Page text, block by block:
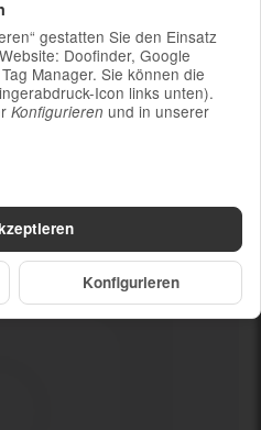
zu unterstützen und
Smartphones
ermöglichen, ist kein
enthalten
Konfigurieren
gestatten Sie den Einsatz
Doofinder, Google
Manager. Sie können die
Icon links unten).
Konfigurieren und in unserer